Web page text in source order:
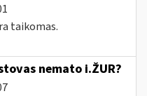
taikomas.
nemato i.ŽUR?